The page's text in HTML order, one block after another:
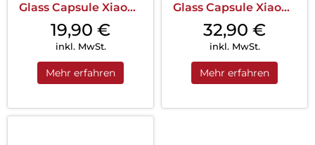
Glass Capsule Xiaomi
17 Transp...
19,90 €
inkl. MwSt.
Mehr erfahren
Glass Capsule Xiaomi
Redmi Not...
32,90 €
inkl. MwSt.
Mehr erfahren